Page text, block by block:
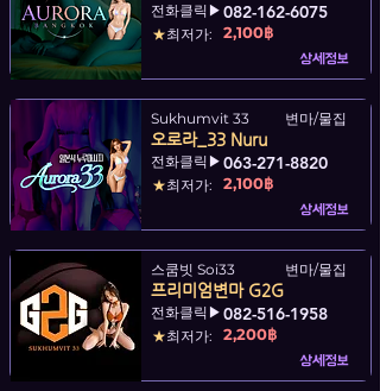
전화클릭▶ 082-162-6075
★최저가: 2,100฿
상세정보
오로라_33 Nuru
변마/물집
Sukhumvit 33
전화클릭▶ 063-271-8820
★최저가: 2,100฿
상세정보
프리미엄변마 G2G
변마/물집
스쿰빗 Soi33
전화클릭▶ 082-516-1958
★최저가: 2,200฿
상세정보